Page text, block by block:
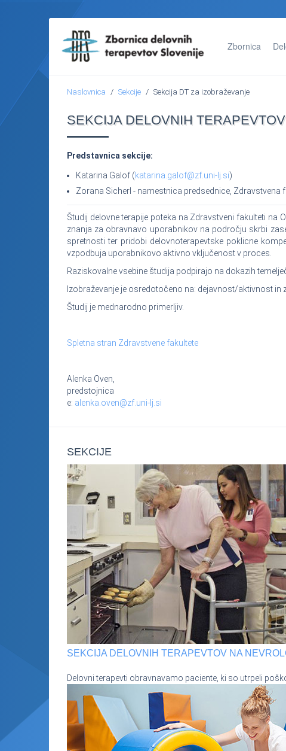
Zbornica
Naslovnica Sekcije Sekcija DT za izobraževanje
SEKCIJA DELOVNIH
Predstavnica sekcije:
Katarina Galof (katarina.galof@zf.uni-lj.si)
Zorana Sicherl - namestnica predsednice, Zdravstvena
Študij delovne terapije poteka na Zdravstveni fakulteti na
znanja za obravnavo uporabnikov na področju skrbi
spretnosti ter pridobi delovnoterapevtske poklicne
vzpodbuja uporabnikovo aktivno vključenost v proces.
Raziskovalne vsebine študija podpirajo na dokazih
Izobraževanje je osredotočeno na: dejavnost/aktivnost in
Študij je mednarodno primerljiv.
Spletna stran Zdravstvene fakultete
Alenka Oven,
predstojnica
e: alenka.oven@zf.uni-lj.si
SEKCIJE
SEKCIJA DELOVNIH TERAPEVTOV NA
Delovni terapevti obravnavamo paciente, ki so utrpeli